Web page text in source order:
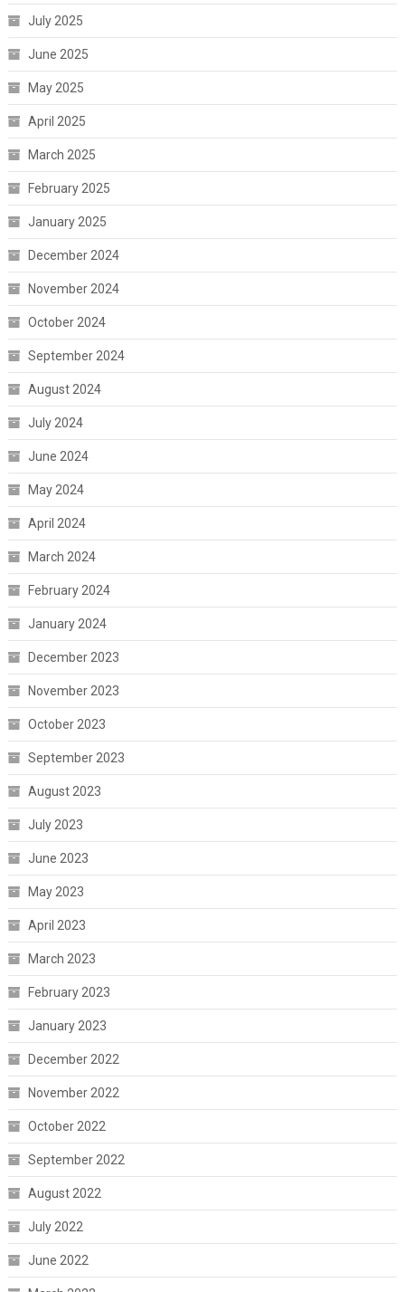
July 2025
June 2025
May 2025
April 2025
March 2025
February 2025
January 2025
December 2024
November 2024
October 2024
September 2024
August 2024
July 2024
June 2024
May 2024
April 2024
March 2024
February 2024
January 2024
December 2023
November 2023
October 2023
September 2023
August 2023
July 2023
June 2023
May 2023
April 2023
March 2023
February 2023
January 2023
December 2022
November 2022
October 2022
September 2022
August 2022
July 2022
June 2022